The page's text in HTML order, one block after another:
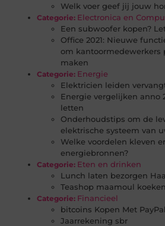
Welk voer geef jij jouw
Categorie: Electronica en
Een subwoofer kopen?
Office 2021: Nieuwe
om kantoormedewerkers
maken
Categorie: Energie
Elektricien leiden
Energie vergelijken anno
letten
Onderhoudstips om de
elektrische systeem van
Welke voordelen kleven
energiebronnen?
Categorie: Eten en drinken
Lunch laten bezorgen
Teashop maamoul koeken
Categorie: Financieel
bitcoins Kopen Met PayPal
Jaarrekening sbr